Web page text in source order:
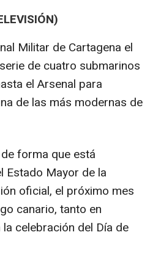
Militar de Cartagena el
de cuatro submarinos
el Arsenal para
de las más modernas de
forma que está
Estado Mayor de la
oficial, el próximo mes
canario, tanto en
celebración del Día de